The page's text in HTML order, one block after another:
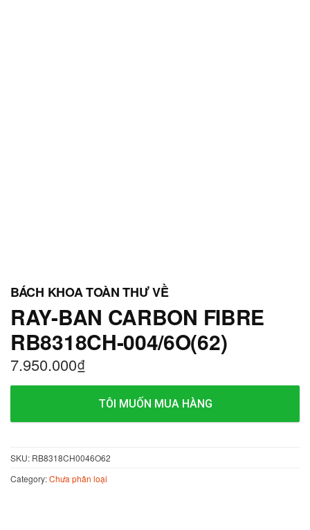
RAY-BAN CARBON FIBRE
RB8318CH-004/6O(62)
7.950.000₫
TÔI MUỐN MUA HÀNG
SKU: RB8318CH0046O62
Category:Chưa phân loại